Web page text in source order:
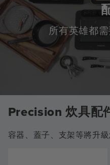
所有英雄都需
Precision 炊具配
容器、蓋子、支架等將升